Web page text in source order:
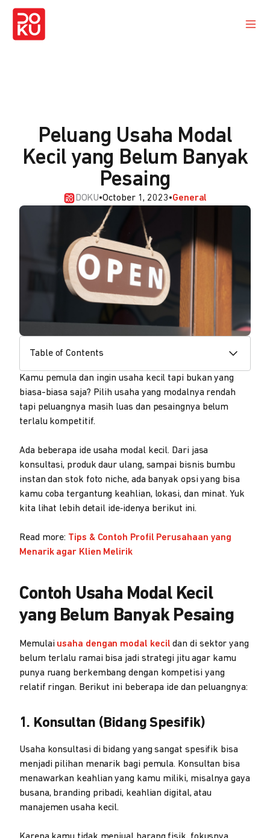
Peluang Usaha Modal
Kecil yang Belum Banyak
Pesaing
DOKU•October 1, 2023•General
Table of Contents
Kamu pemula dan ingin usaha kecil tapi bukan yang
biasa-biasa saja? Pilih usaha yang modalnya rendah
tapi peluangnya masih luas dan pesaingnya belum
terlalu kompetitif.
Ada beberapa ide usaha modal kecil. Dari jasa
konsultasi, produk daur ulang, sampai bisnis bumbu
instan dan stok foto niche, ada banyak opsi yang bisa
kamu coba tergantung keahlian, lokasi, dan minat. Yuk
kita lihat lebih detail ide‑idenya berikut ini.
Read more: Tips & Contoh Profil Perusahaan yang
Menarik agar Klien Melirik
Contoh Usaha Modal Kecil
yang Belum Banyak Pesaing
Memulai usaha dengan modal kecil dan di sektor yang
belum terlalu ramai bisa jadi strategi jitu agar kamu
punya ruang berkembang dengan kompetisi yang
relatif ringan. Berikut ini beberapa ide dan peluangnya:
1. Konsultan (Bidang Spesifik)
Usaha konsultasi di bidang yang sangat spesifik bisa
menjadi pilihan menarik bagi pemula. Konsultan bisa
menawarkan keahlian yang kamu miliki, misalnya gaya
busana, branding pribadi, keahlian digital, atau
manajemen usaha kecil.